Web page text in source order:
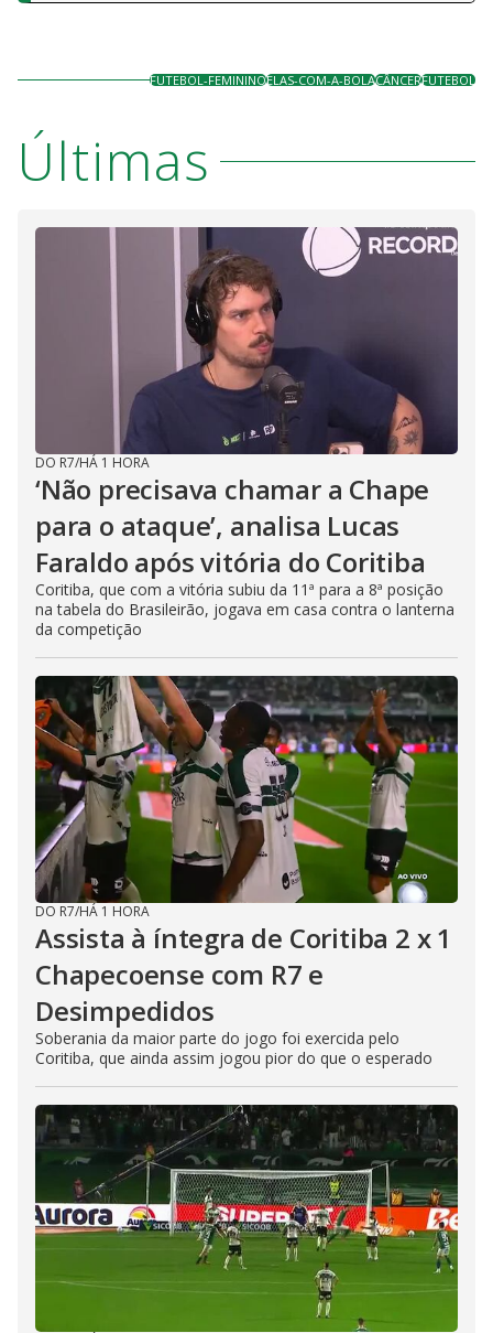
FUTEBOL-FEMININOELAS-COM-A-BOLACÂNCERFUTEBOL
Últimas
DO R7/HÁ 1 HORA
‘Não precisava chamar a Chape
para o ataque’, analisa Lucas
Faraldo após vitória do Coritiba
Coritiba, que com a vitória subiu da 11ª para a 8ª posição
na tabela do Brasileirão, jogava em casa contra o lanterna
da competição
DO R7/HÁ 1 HORA
Assista à íntegra de Coritiba 2 x 1
Chapecoense com R7 e
Desimpedidos
Soberania da maior parte do jogo foi exercida pelo
Coritiba, que ainda assim jogou pior do que o esperado